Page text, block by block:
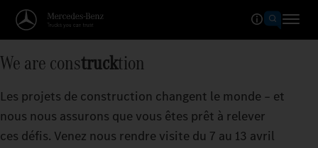
We are construcktion
Les projets de construction changent le monde – et
nous nous assurons que vous êtes prêt à relever
ces défis. Venez nous rendre visite du 7 au 13 avril